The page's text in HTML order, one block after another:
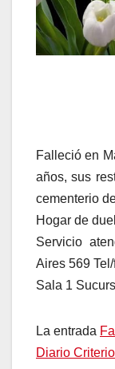
Falleció en
años, sus
cementerio
Hogar de
Servicio
Aires 569
Sala 1
La entrada
Diario